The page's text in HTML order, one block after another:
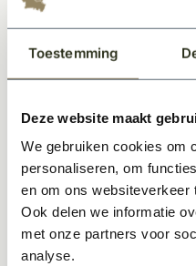
Toestemming
Deze website maakt
We gebruiken cookies om
personaliseren, om
en om ons websiteverkeer
Ook delen we informatie
met onze partners voor
analyse.
Voorzien van een 2-
Montageadvies: Wij
monteren d.m.v. het
boormaat groter dan het
toepassen.. Vervolgens
chemisch anker, waarna
drukken. Daarna schuift u